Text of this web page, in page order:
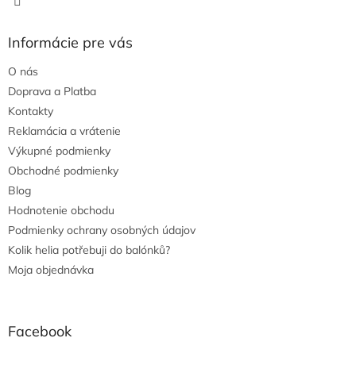
Informácie pre vás
O nás
Doprava a Platba
Kontakty
Reklamácia a vrátenie
Výkupné podmienky
Obchodné podmienky
Blog
Hodnotenie obchodu
Podmienky ochrany osobných údajov
Kolik helia potřebuji do balónků?
Moja objednávka
Facebook